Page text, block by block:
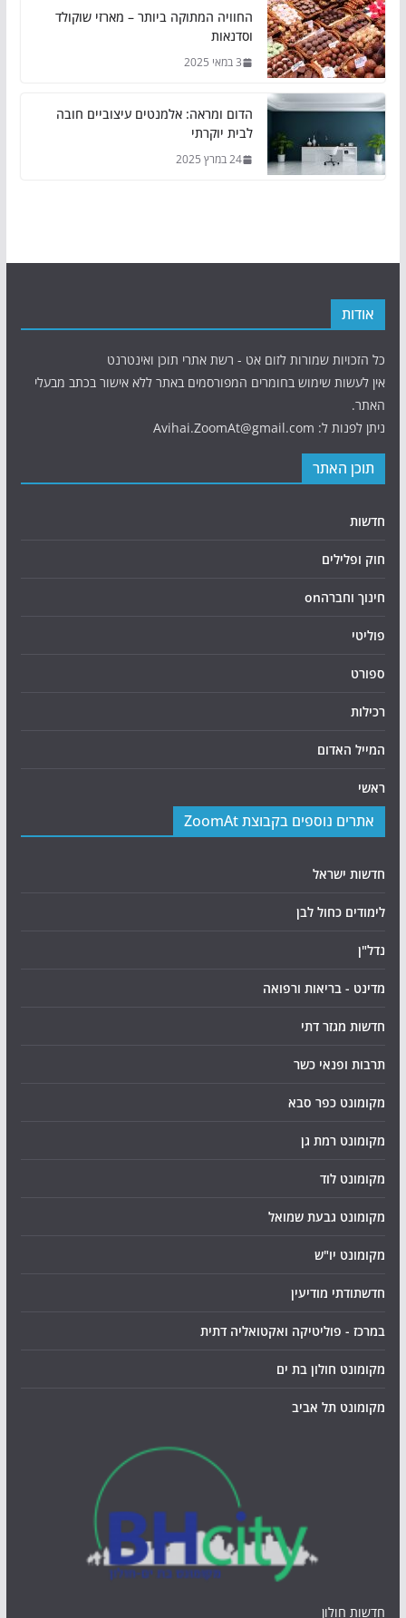
החוויה המתוקה ביותר – מארזי שוקולד
וסדנאות
3 במאי 2025
הדום ומראה: אלמנטים עיצוביים חובה
לבית יוקרתי
24 במרץ 2025
אודות
כל הזכויות שמורות לזום אט - רשת אתרי תוכן ואינטרנט
אין לעשות שימוש בחומרים המפורסמים באתר ללא אישור בכתב מבעלי
האתר.
ניתן לפנות ל: Avihai.ZoomAt@gmail.com
תוכן האתר
חדשות
חוק ופלילים
חינוך וחברהon
פוליטי
ספורט
רכילות
המייל האדום
ראשי
אתרים נוספים בקבוצת ZoomAt
חדשות ישראל
לימודים כחול לבן
נדל"ן
מדינט - בריאות ורפואה
חדשות מגזר דתי
תרבות ופנאי כשר
מקומונט כפר סבא
מקומונט רמת גן
מקומונט לוד
מקומונט גבעת שמואל
מקומונט יו"ש
חדשתודתי מודיעין
במרכז - פוליטיקה ואקטואליה דתית
מקומונט חולון בת ים
מקומונט תל אביב
חדשות חולון